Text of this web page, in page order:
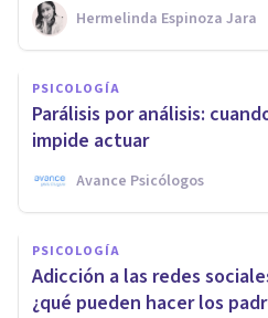
Hermelinda Espinoza Jara
PSICOLOGÍA
Parálisis por análisis:
impide actuar
Avance Psicólogos
PSICOLOGÍA
Adicción a las redes
¿qué pueden hacer los